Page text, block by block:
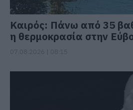
Καιρός: Πάνω από 35
η θερμοκρασία στην